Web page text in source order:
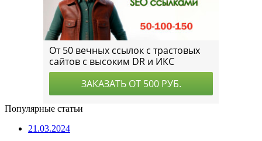
Популярные статьи
21.03.2024